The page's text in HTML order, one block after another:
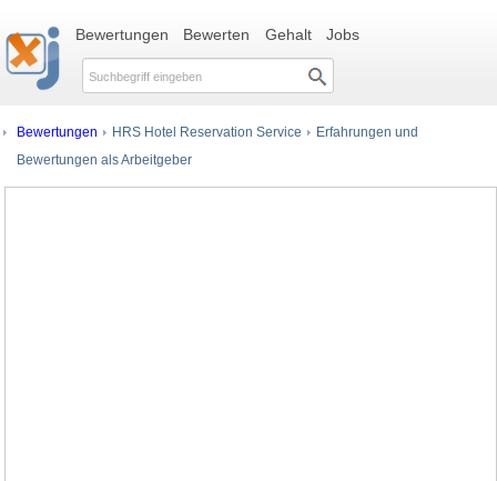
Bewertungen Bewerten Gehalt Jobs
Bewertungen HRS Hotel Reservation Service Erfahrungen und
Bewertungen als Arbeitgeber